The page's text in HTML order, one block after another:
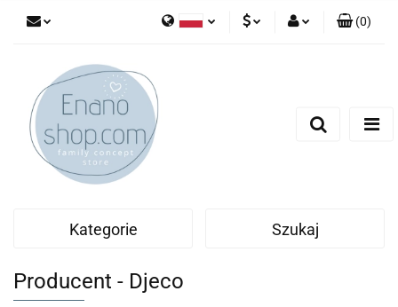
English
(0)
Kategorie Szukaj
Producent - Djeco